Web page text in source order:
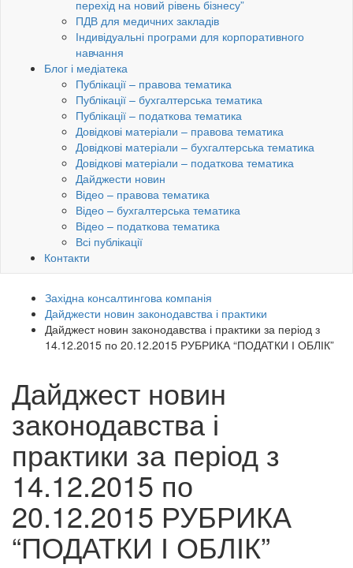
перехід на новий рівень бізнесу”
ПДВ для медичних закладів
Індивідуальні програми для корпоративного
навчання
Блог і медіатека
Публікації – правова тематика
Публікації – бухгалтерська тематика
Публікації – податкова тематика
Довідкові матеріали – правова тематика
Довідкові матеріали – бухгалтерська тематика
Довідкові матеріали – податкова тематика
Дайджести новин
Відео – правова тематика
Відео – бухгалтерська тематика
Відео – податкова тематика
Всі публікації
Контакти
Західна консалтингова компанія
Дайджести новин законодавства і практики
Дайджест новин законодавства і практики за період з
14.12.2015 по 20.12.2015 РУБРИКА “ПОДАТКИ І ОБЛІК”
Дайджест новин
законодавства і
практики за період з
14.12.2015 по
20.12.2015 РУБРИКА
“ПОДАТКИ І ОБЛІК”